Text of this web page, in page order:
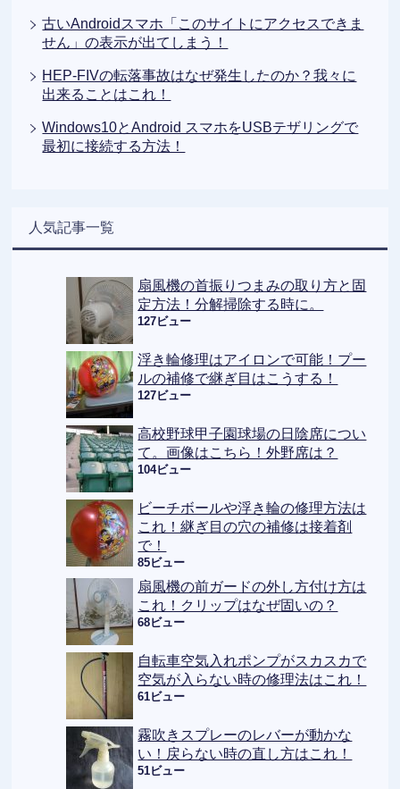
古いAndroidスマホ「このサイトにアクセスできま
せん」の表示が出てしまう！
HEP-FIVの転落事故はなぜ発生したのか？我々に
出来ることはこれ！
Windows10とAndroid スマホをUSBテザリングで
最初に接続する方法！
人気記事一覧
扇風機の首振りつまみの取り方と固
定方法！分解掃除する時に。
127ビュー
浮き輪修理はアイロンで可能！プー
ルの補修で継ぎ目はこうする！
127ビュー
高校野球甲子園球場の日陰席につい
て。画像はこちら！外野席は？
104ビュー
ビーチボールや浮き輪の修理方法は
これ！継ぎ目の穴の補修は接着剤
で！
85ビュー
扇風機の前ガードの外し方付け方は
これ！クリップはなぜ固いの？
68ビュー
自転車空気入れポンプがスカスカで
空気が入らない時の修理法はこれ！
61ビュー
霧吹きスプレーのレバーが動かな
い！戻らない時の直し方はこれ！
51ビュー